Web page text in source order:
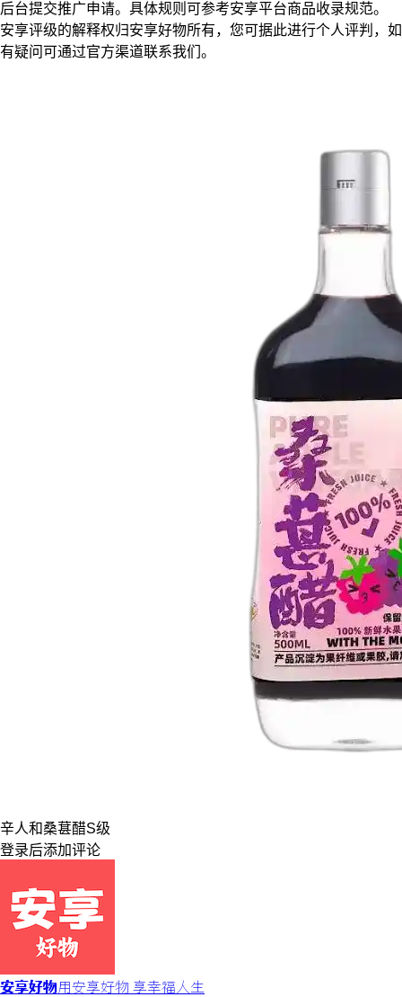
后台提交推广申请。具体规则可参考安享平台商品收录规范。
安享评级的解释权归安享好物所有，您可据此进行个人评判，如
有疑问可通过官方渠道联系我们。
辛人和桑葚醋S级
登录后添加评论
安享好物用安享好物 享幸福人生